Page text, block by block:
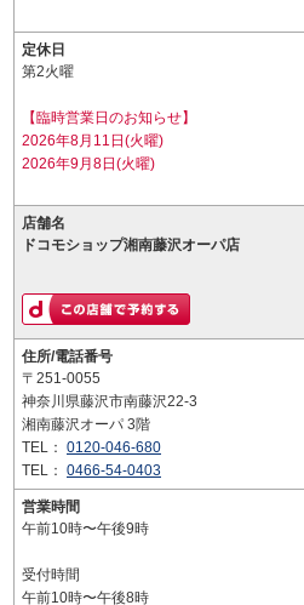
定休日
第2火曜
【臨時営業日のお知らせ】
2026年8月11日(火曜)
2026年9月8日(火曜)
店舗名
ドコモショップ湘南藤沢オーパ店
住所/電話番号
〒251-0055
神奈川県藤沢市南藤沢22-3
湘南藤沢オーパ 3階
TEL： 0120-046-680
TEL： 0466-54-0403
営業時間
午前10時〜午後9時
受付時間
午前10時〜午後8時